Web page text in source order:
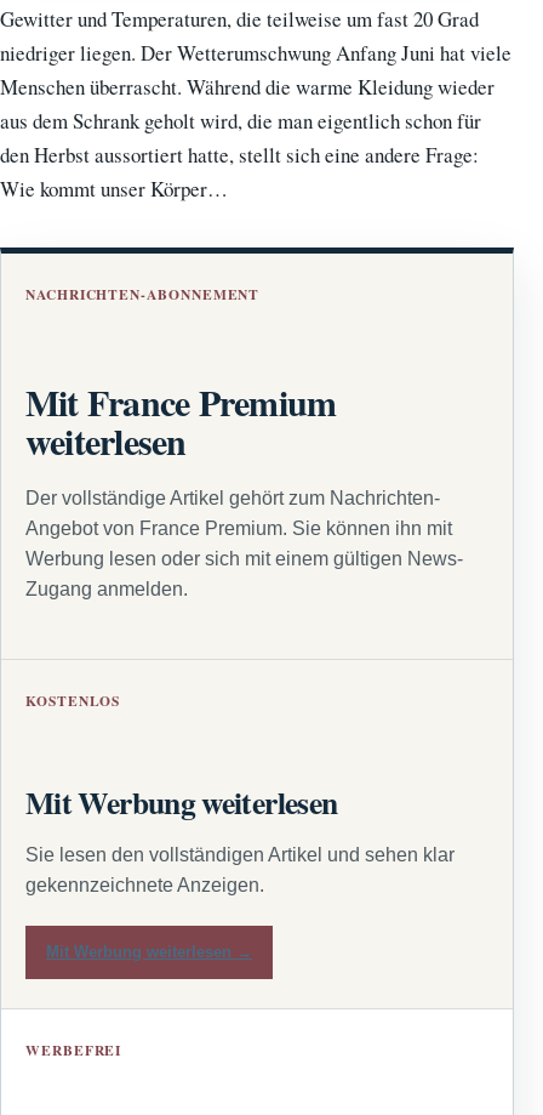
Gewitter und Temperaturen, die teilweise um fast 20 Grad
niedriger liegen. Der Wetterumschwung Anfang Juni hat viele
Menschen überrascht. Während die warme Kleidung wieder
aus dem Schrank geholt wird, die man eigentlich schon für
den Herbst aussortiert hatte, stellt sich eine andere Frage:
Wie kommt unser Körper…
NACHRICHTEN-ABONNEMENT
Mit France Premium
weiterlesen
Der vollständige Artikel gehört zum Nachrichten-
Angebot von France Premium. Sie können ihn mit
Werbung lesen oder sich mit einem gültigen News-
Zugang anmelden.
KOSTENLOS
Mit Werbung weiterlesen
Sie lesen den vollständigen Artikel und sehen klar
gekennzeichnete Anzeigen.
Mit Werbung weiterlesen →
WERBEFREI